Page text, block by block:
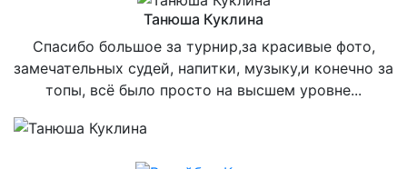
Танюша Куклина
Спасибо большое за турнир,за красивые фото,
замечательных судей, напитки, музыку,и конечно за
топы, всё было просто на высшем уровне...